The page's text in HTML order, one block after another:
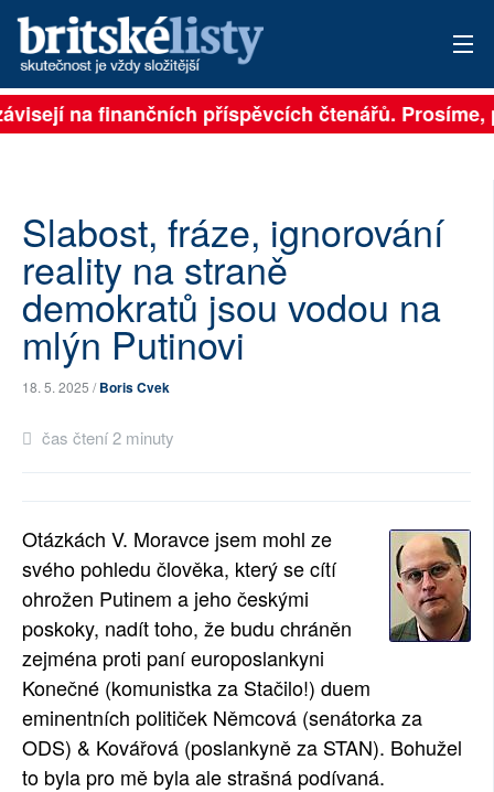
PŘIHLÁSIT
ARCHIV
ROZHOVORY
TÉMATA
NEJČTENĚJŠÍ ZA 7 DNÍ
RUBRIKY
PLNÁ VERZE STRÁNEK
na finančních příspěvcích čtenářů. Prosíme,
Slabost, fráze, ignorování
reality na straně
demokratů jsou vodou na
mlýn Putinovi
18. 5. 2025 /Boris Cvek
čas čtení 2 minuty
Otázkách V. Moravce jsem mohl ze
svého pohledu člověka, který se cítí
ohrožen Putinem a jeho českými
poskoky, nadít toho, že budu chráněn
zejména proti paní europoslankyni
Konečné (komunistka za Stačilo!) duem
eminentních političek Němcová (senátorka za
ODS) & Kovářová (poslankyně za STAN). Bohužel
to byla pro mě byla ale strašná podívaná.